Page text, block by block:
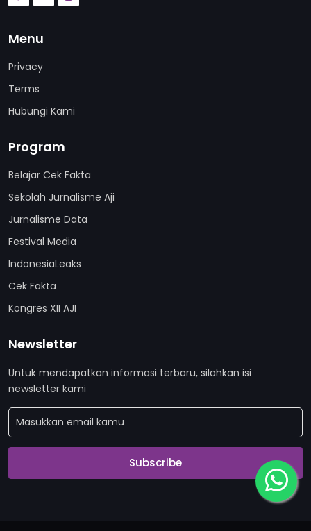
Menu
Privacy
Terms
Hubungi Kami
Program
Belajar Cek Fakta
Sekolah Jurnalisme Aji
Jurnalisme Data
Festival Media
IndonesiaLeaks
Cek Fakta
Kongres XII AJI
Newsletter
Untuk mendapatkan informasi terbaru, silahkan isi
newsletter kami
Subscribe